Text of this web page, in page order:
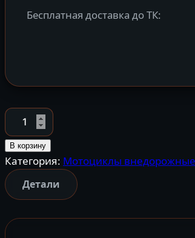
Бесплатная доставка до ТК:
Количество
товара
Мотоцикл
кроссовый
эндуро
AVANTIS
DOHC
В корзину
Категория: Мотоциклы внедорожные
Детали